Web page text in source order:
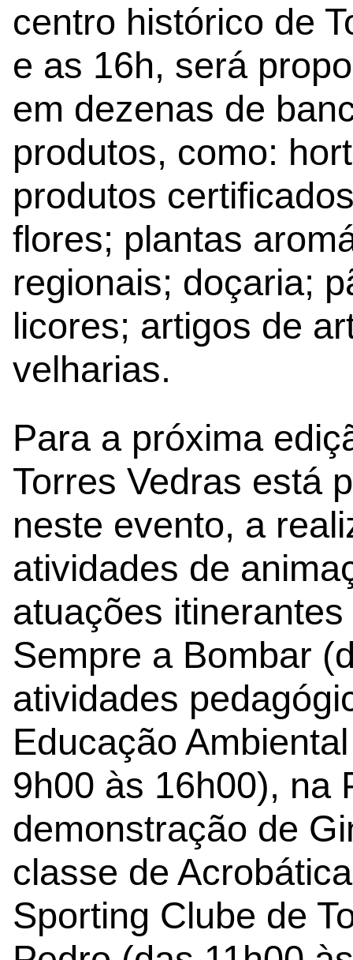
centro histórico de
e as 16h, será
em dezenas de
produtos, como:
produtos
flores; plantas
regionais; doçaria;
licores; artigos de
velharias.
Para a próxima
Torres Vedras está
neste evento, a
atividades de
atuações
Sempre a Bombar
atividades
Educação
9h00 às 16h00), na
demonstração de
classe de
Sporting Clube de